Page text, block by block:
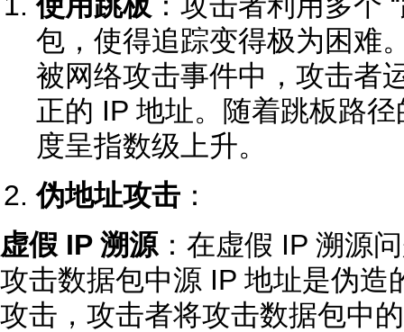
包，使得追踪变得极为困难
被网络攻击事件中，攻击者
正的 IP 地址。随着跳板路
度呈指数级上升。
伪地址攻击 ：
虚假 IP 溯源：在虚假 IP 溯源
攻击数据包中源 IP 地址是伪造
攻击，攻击者将攻击数据包中